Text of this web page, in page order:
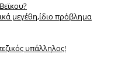
μεγέθη,ίδιο πρόβλημα
υπάλληλος!